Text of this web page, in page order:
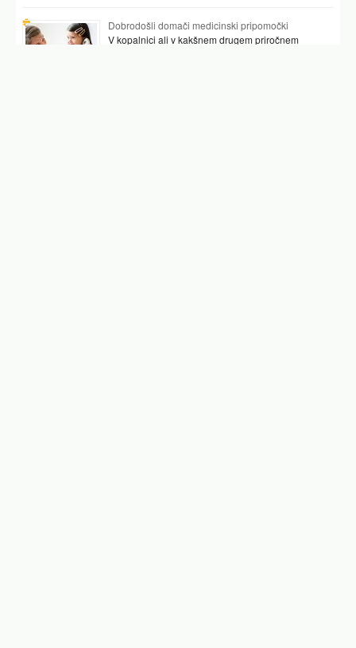
Dobrodošli domači medicinski pripomočki
V kopalnici ali v kakšnem drugem priročnem